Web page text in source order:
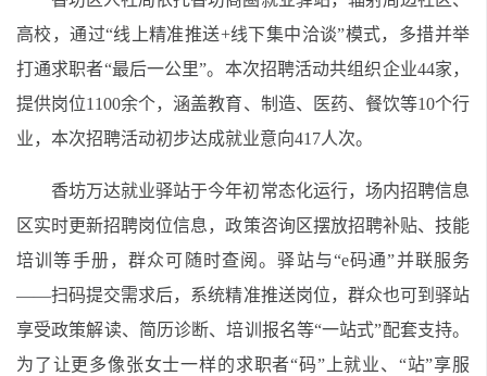
高校，通过“线上精准推送+线下集中洽谈”模式，多措并举
打通求职者“最后一公里”。本次招聘活动共组织企业44家，
提供岗位1100余个，涵盖教育、制造、医药、餐饮等10个行
业，本次招聘活动初步达成就业意向417人次。
香坊万达就业驿站于今年初常态化运行，场内招聘信息
区实时更新招聘岗位信息，政策咨询区摆放招聘补贴、技能
培训等手册，群众可随时查阅。驿站与“e码通”并联服务
——扫码提交需求后，系统精准推送岗位，群众也可到驿站
享受政策解读、简历诊断、培训报名等“一站式”配套支持。
为了让更多像张女士一样的求职者“码”上就业、“站”享服